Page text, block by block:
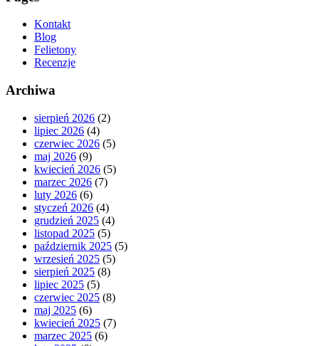
Kontakt
Blog
Felietony
Recenzje
Archiwa
sierpień 2026 (2)
lipiec 2026 (4)
czerwiec 2026 (5)
maj 2026 (9)
kwiecień 2026 (5)
marzec 2026 (7)
luty 2026 (6)
styczeń 2026 (4)
grudzień 2025 (4)
listopad 2025 (5)
październik 2025 (5)
wrzesień 2025 (5)
sierpień 2025 (8)
lipiec 2025 (5)
czerwiec 2025 (8)
maj 2025 (6)
kwiecień 2025 (7)
marzec 2025 (6)